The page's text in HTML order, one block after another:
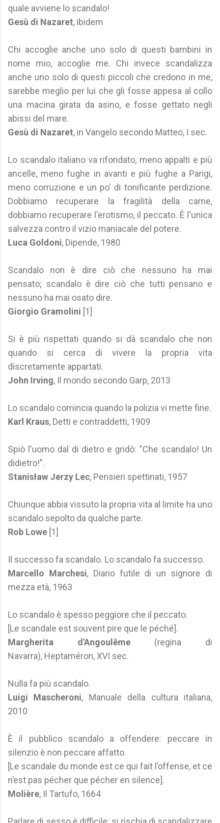
quale avviene lo scandalo!
Gesù di Nazaret, ibidem
Chi accoglie anche uno solo di questi bambini in
nome mio, accoglie me. Chi invece scandalizza
anche uno solo di questi piccoli che credono in me,
sarebbe meglio per lui che gli fosse appesa al collo
una macina girata da asino, e fosse gettato negli
abissi del mare.
Gesù di Nazaret, in Vangelo secondo Matteo, I sec.
Lo scandalo italiano va rifondato, meno appalti e più
ancelle, meno fughe in avanti e più fughe a Parigi,
meno corruzione e un po' di tonificante perdizione.
Dobbiamo recuperare la fragilità della carne,
dobbiamo recuperare l'erotismo, il peccato. È l'unica
salvezza contro il vizio maniacale del potere.
Luca Goldoni, Dipende, 1980
Scandalo non è dire ciò che nessuno ha mai
pensato; scandalo è dire ciò che tutti pensano e
nessuno ha mai osato dire.
Giorgio Gramolini [1]
Si è più rispettati quando si dà scandalo che non
quando si cerca di vivere la propria vita
discretamente appartati.
John Irving, Il mondo secondo Garp, 2013
Lo scandalo comincia quando la polizia vi mette fine.
Karl Kraus, Detti e contraddetti, 1909
Spiò l'uomo dal di dietro e gridò: "Che scandalo! Un
didietro!".
Stanisław Jerzy Lec, Pensieri spettinati, 1957
Chiunque abbia vissuto la propria vita al limite ha uno
scandalo sepolto da qualche parte.
Rob Lowe [1]
Il successo fa scandalo. Lo scandalo fa successo.
Marcello Marchesi, Diario futile di un signore di
mezza età, 1963
Lo scandalo è spesso peggiore che il peccato.
[Le scandale est souvent pire que le péché].
Margherita d'Angoulême(regina di
Navarra), Heptaméron, XVI sec.
Nulla fa più scandalo.
Luigi Mascheroni, Manuale della cultura italiana,
2010
È il pubblico scandalo a offendere: peccare in
silenzio è non peccare affatto.
[Le scandale du monde est ce qui fait l’offense, et ce
n’est pas pécher que pécher en silence].
Molière, Il Tartufo, 1664